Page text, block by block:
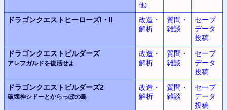
他)
ドラゴンクエストヒーローズI・II
改造・
解析
質問・
雑談
セーブ
データ
投稿
ドラゴンクエストビルダーズ
アレフガルドを復活せよ
改造・
解析
質問・
雑談
セーブ
データ
投稿
ドラゴンクエストビルダーズ2
破壊神シドーとからっぽの島
改造・
解析
質問・
雑談
セーブ
データ
投稿